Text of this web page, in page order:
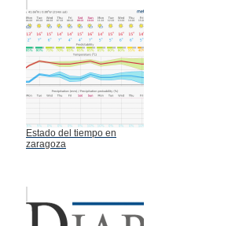
Estado del tiempo en
zaragoza